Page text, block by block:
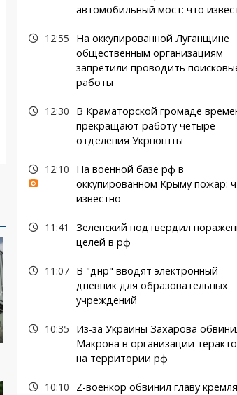
автомобильный мост: что
12:55
На оккупированной Луганщине
общественным организациям
запретили проводить
работы
12:30
В Краматорской громаде
прекращают работу четыре
отделения Укрпошты
12:10
На военной базе рф в
оккупированном Крыму пожар:
известно
11:41
Зеленский подтвердил
целей в рф
11:07
В "днр" вводят электронный
дневник для образовательных
учреждений
10:35
Из-за Украины Захарова
Макрона в организации
на территории рф
10:10 Z-военкор обвинил главу